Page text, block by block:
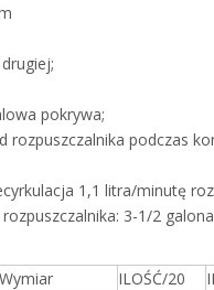
pokrywa;
rozpuszczalnika podczas
1,1 litra/minutę
3-1/2
Wymiar ILOŚĆ/20